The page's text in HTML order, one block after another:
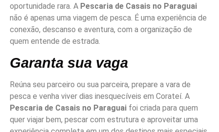
oportunidade rara. A Pescaria de Casais no Paraguai
não é apenas uma viagem de pesca. É uma experiência de
conexão, descanso e aventura, com a organização de
quem entende de estrada.
Garanta sua vaga
Reúna seu parceiro ou sua parceira, prepare a vara de
pesca e venha viver dias inesquecíveis em Corateí. A
Pescaria de Casais no Paraguai foi criada para quem
quer viajar bem, pescar com estrutura e aproveitar uma